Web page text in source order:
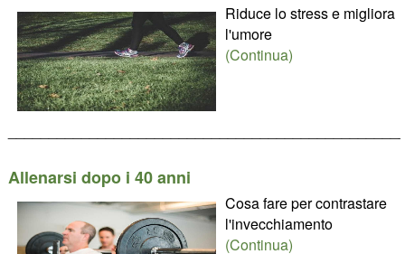
Riduce lo stress e migliora
l'umore
(Continua)
Allenarsi dopo i 40 anni
Cosa fare per contrastare
l'invecchiamento
(Continua)